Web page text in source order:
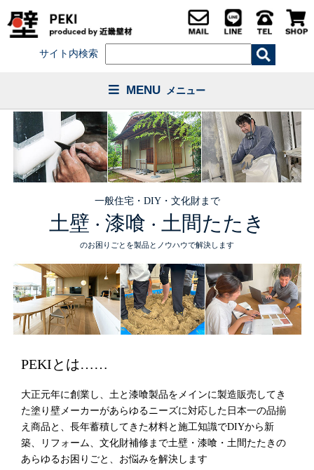
サイト内検索
MENU メニュー
一般住宅・DIY・文化財まで
土壁 ・ 漆喰 ・ 土間たたき
のお困りごとを製品とノウハウで解決します
PEKIとは……
大正元年に創業し、土と漆喰製品をメインに製造販売してき
た塗り壁メーカーがあらゆるニーズに対応した日本一の品揃
え商品と、長年蓄積してきた材料と施工知識でDIYから新
築、リフォーム、文化財補修まで土壁・漆喰・土間たたきの
あらゆるお困りごと、お悩みを解決します